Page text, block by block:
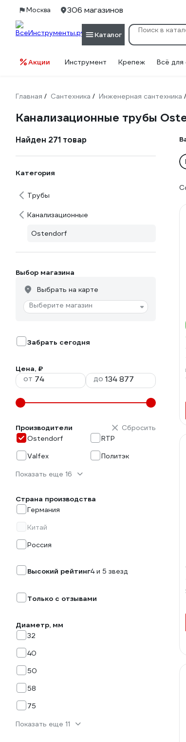
Москва 306 магазинов
Каталог
Акции Инструмент Крепеж Всё для
Главная / Сантехника / Инженерная сантехника /
Канализационные трубы
Найден 271 товар
Категория
Трубы
Канализационные
Ostendorf
Выбор магазина
Выбрать на карте
Выберите магазин
Забрать сегодня
Цена, ₽
от до
Производители
Ostendorf
RTP
Valfex
Политэк
Показать еще 16
Сбросить
Страна производства
Германия
Китай
Россия
Высокий рейтинг4 и 5 звезд
Только с отзывами
Диаметр, мм
32
40
50
58
75
Показать еще 11